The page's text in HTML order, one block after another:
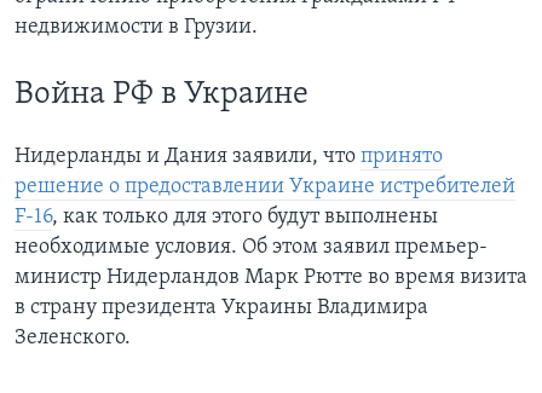
недвижимости в Грузии.
Война РФ в Украине
Нидерланды и Дания заявили, что принято
решение о предоставлении Украине истребителей
F-16, как только для этого будут выполнены
необходимые условия. Об этом заявил премьер-
министр Нидерландов Марк Рютте во время визита
в страну президента Украины Владимира
Зеленского.